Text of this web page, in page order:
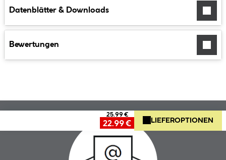
Datenblätter & Downloads
Bewertungen
25.99 €
22.99 € LIEFEROPTIONEN